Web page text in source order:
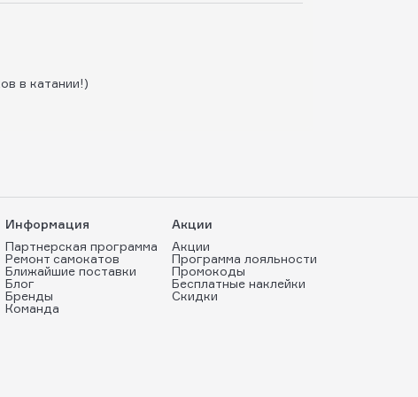
в катании!)
Информация
Партнерская программа
Ремонт самокатов
Ближайшие поставки
Блог
Бренды
Команда
Акции
Акции
Программа лояльности
Промокоды
Бесплатные наклейки
Скидки